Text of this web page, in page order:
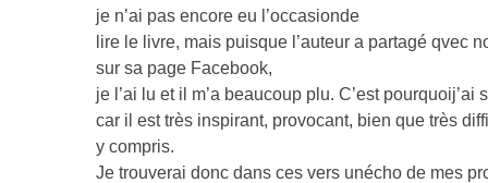
je n’ai pas encore eu l’occasionde
lire le livre, mais puisque l’auteur a partagé qvec
sur sa page Facebook,
je l’ai lu et il m’a beaucoup plu. C’est pourquoij’ai
car il est très inspirant, provocant, bien que très
y compris.
Je trouverai donc dans ces vers unécho de mes